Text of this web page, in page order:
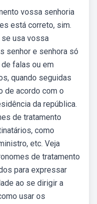
vossa senhoria
está correto, sim.
se usa vossa
senhor e senhora só
falas ou em
quando seguidas
de acordo com o
da república.
de tratamento
como
etc. Veja
de tratamento
para expressar
ao se dirigir a
usar os